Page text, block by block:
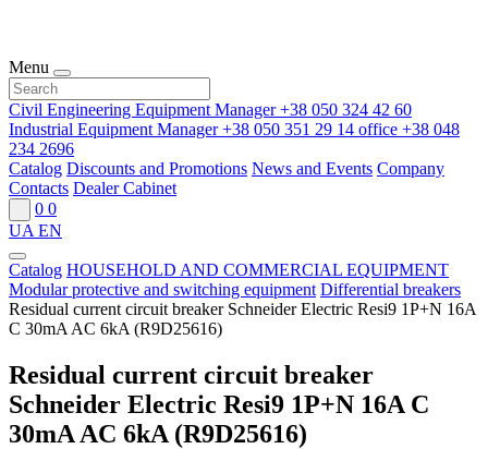
Menu
Civil Engineering Equipment Manager+38 050 324 42 60
Industrial Equipment Manager+38 050 351 29 14 office +38 048
234 2696
Catalog Discounts and Promotions News and Events Company
Contacts Dealer Cabinet
0 0
UA EN
Catalog HOUSEHOLD AND COMMERCIAL EQUIPMENT
Modular protective and switching equipment Differential breakers
Residual current circuit breaker Schneider Electric Resi9 1P+N 16A
C 30mA AC 6kA (R9D25616)
Residual current circuit breaker
Schneider Electric Resi9 1P+N 16A C
30mA AC 6kA (R9D25616)